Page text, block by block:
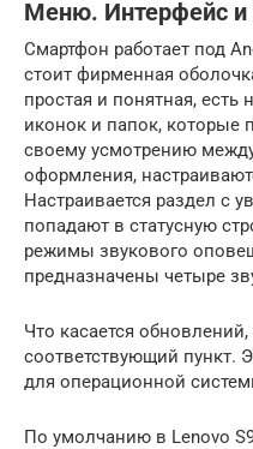
Меню. Интерфейс и
Смартфон работает под
стоит фирменная
простая и понятная,
иконок и папок, которые
своему усмотрению
оформления,
Настраивается раздел с
попадают в статусную
режимы звукового
предназначены четыре
Что касается
соответствующий пункт.
для операционной
По умолчанию в Lenovo